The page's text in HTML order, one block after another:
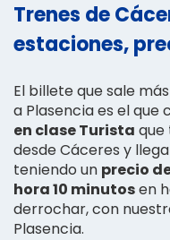
Trenes de
estaciones,
El billete que sale
a Plasencia es el que
en clase Turista que
desde Cáceres y
teniendo un precio
hora 10 minutosen
derrochar, con
Plasencia.